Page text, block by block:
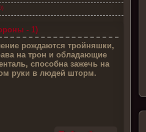
- 1)
рождаются тройняшки,
на трон и обладающие
способна зажечь на
руки в людей шторм.